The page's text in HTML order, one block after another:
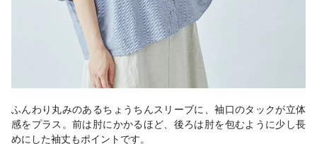
ふんわり丸みのあるちょうちんスリーブに、袖口のタックが立体
感をプラス。前は肘にかかるほど、後ろは肘を包むように少し長
めにした袖丈もポイントです。